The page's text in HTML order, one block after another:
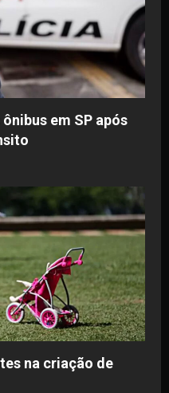
em SP após
na criação de